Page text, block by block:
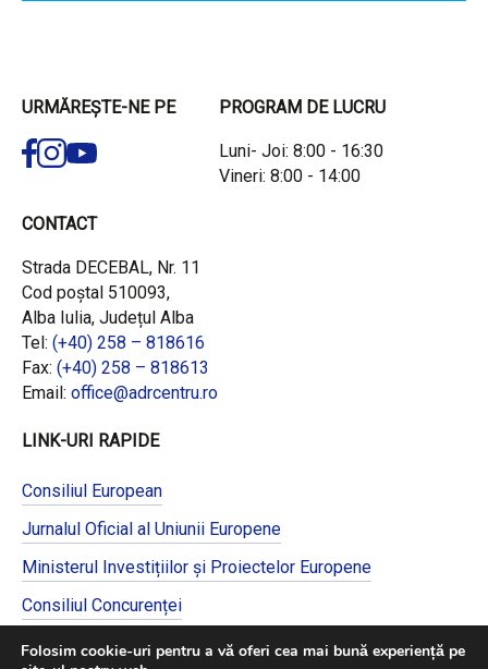
URMĂREȘTE-NE PE PROGRAM DE LUCRU
Luni- Joi: 8:00 - 16:30
Vineri: 8:00 - 14:00
CONTACT
Strada DECEBAL, Nr. 11
Cod poștal 510093,
Alba Iulia, Județul Alba
Tel: (+40) 258 – 818616
Fax: (+40) 258 – 818613
Email: office@adrcentru.ro
LINK-URI RAPIDE
Consiliul European
Jurnalul Oficial al Uniunii Europene
Ministerul Investițiilor și Proiectelor Europene
Consiliul Concurenței
programe cofinanțate de Uniunea Europeană,
Folosim cookie-uri pentru a vă oferi cea mai bună experiență pe